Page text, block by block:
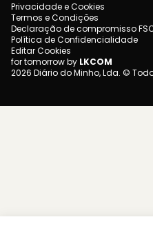
Privacidade e Cookies
Termos e Condições
Declaração de compromisso
Política de Confidencialidade
Editar Cookies
for tomorrow by LKCOM
2026 Diário do Minho, Lda. ©